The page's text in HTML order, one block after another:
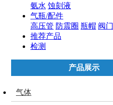
氨水 蚀刻液
气瓶/配件
高压管 防震圈 瓶帽 阀门
推荐产品
检测
产品展示
气体